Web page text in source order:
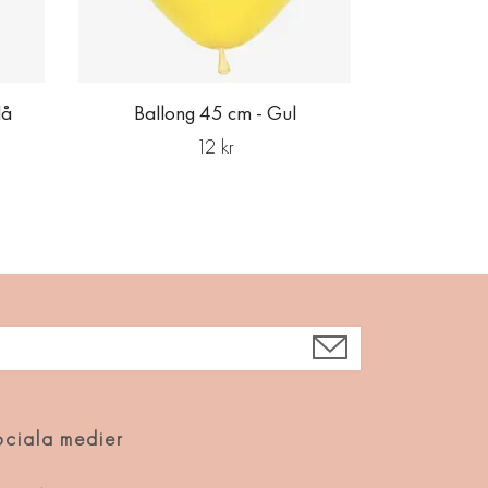
Ballong 45 cm - Gul
12 kr
medier